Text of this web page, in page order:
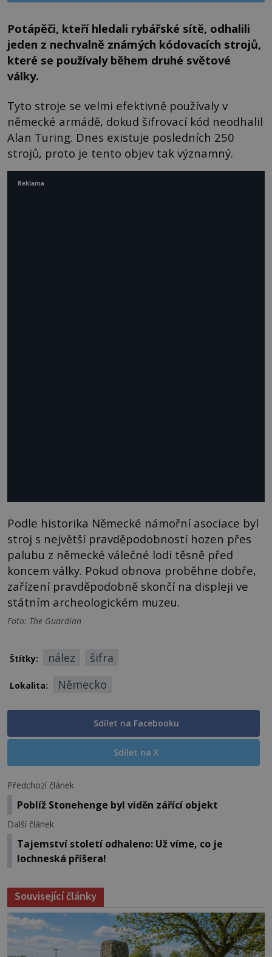
Potápěči, kteří hledali rybářské sítě, odhalili
jeden z nechvalně známých kódovacích strojů,
které se používaly během druhé světové
války.
Tyto stroje se velmi efektivně používaly v
německé armádě, dokud šifrovací kód neodhalil
Alan Turing. Dnes existuje posledních 250
strojů, proto je tento objev tak významný.
Podle historika Německé námořní asociace byl
stroj s největší pravděpodobností hozen přes
palubu z německé válečné lodi těsně před
koncem války. Pokud obnova proběhne dobře,
zařízení pravděpodobně skončí na displeji ve
státním archeologickém muzeu.
Foto: The Guardian
Štítky: nález šifra
Lokalita: Německo
Sdílet na Facebooku
Sdílet na X
Předchozí článek
Poblíž Stonehenge byl viděn zářící objekt
Další článek
Tajemství století odhaleno: Už víme, co je
lochneská příšera!
Související články
Reklama